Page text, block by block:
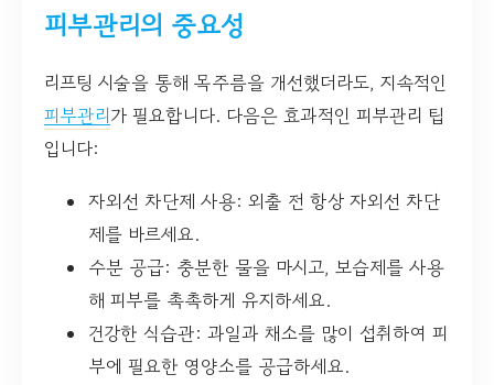
피부관리의 중요성
리프팅 시술을 통해 목주름을 개선했더라도, 지속적인
피부관리가 필요합니다. 다음은 효과적인 피부관리 팁
입니다:
자외선 차단제 사용: 외출 전 항상 자외선 차단
제를 바르세요.
수분 공급: 충분한 물을 마시고, 보습제를 사용
해 피부를 촉촉하게 유지하세요.
건강한 식습관: 과일과 채소를 많이 섭취하여 피
부에 필요한 영양소를 공급하세요.